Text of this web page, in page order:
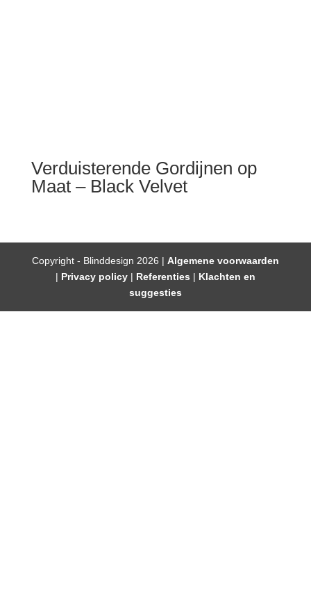
Verduisterende Gordijnen op
Maat – Black Velvet
Copyright - Blinddesign 2026 | Algemene voorwaarden
| Privacy policy| Referenties | Klachten en
suggesties